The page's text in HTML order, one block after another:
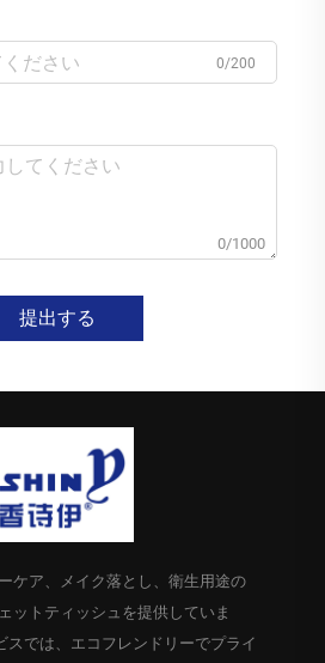
0/200
0/1000
提出する
ケア、メイク落とし、衛生用途の
ットティッシュを提供していま
スでは、エコフレンドリーでプライ